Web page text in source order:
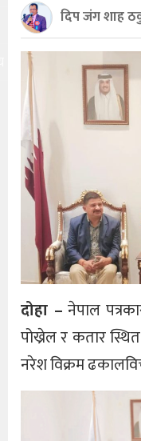
दिप जंग शाह
दोहा – नेपाल
पोख्रेल र कतार
नरेश विक्रम